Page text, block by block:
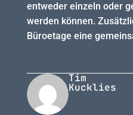
entweder einzeln oder
werden können.
Büroetage eine
Tim
Kucklies